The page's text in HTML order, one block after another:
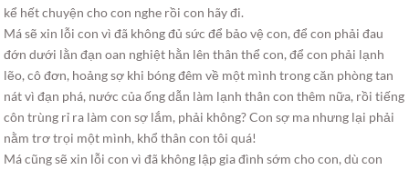
kể hết chuyện cho con nghe rồi con hãy đi.
Má sẽ xin lỗi con vì đã không đủ sức để bảo vệ con, để con phải đau
đớn dưới lằn đạn oan nghiệt hằn lên thân thể con, để con phải lạnh
lẽo, cô đơn, hoảng sợ khi bóng đêm về một mình trong căn phòng tan
nát vì đạn phá, nước của ống dẫn làm lạnh thân con thêm nữa, rồi tiếng
côn trùng rỉ ra làm con sợ lắm, phải không? Con sợ ma nhưng lại phải
nằm trơ trọi một mình, khổ thân con tôi quá!
Má cũng sẽ xin lỗi con vì đã không lập gia đình sớm cho con, dù con